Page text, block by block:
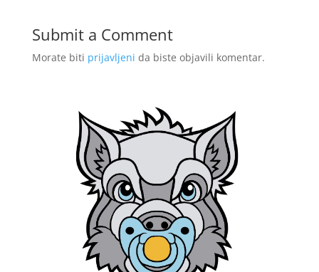
Submit a Comment
Morate biti prijavljeni da biste objavili komentar.